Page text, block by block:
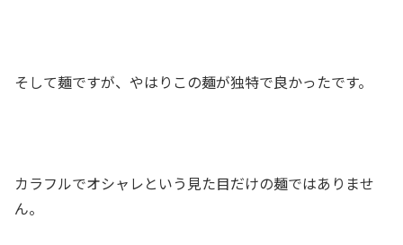
そして麺ですが、やはりこの麺が独特で良かったです。
カラフルでオシャレという見た目だけの麺ではありませ
ん。